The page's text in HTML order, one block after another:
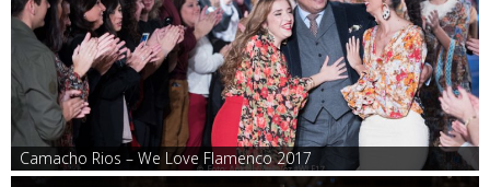
Camacho Rios – We Love Flamenco 2017